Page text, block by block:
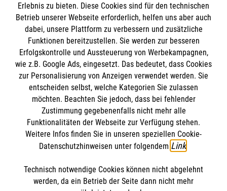
FINDE DEIN ENGAGEMENT
SPENDE AN DIE MALTESER
Ehrenamt #Tod & Trauern
Bewerte diesen Artikel
Themenübersicht Über diesen Hub
Erlebnis zu bieten. Diese Cookies sind für den technischen
Betrieb unserer Webseite erforderlich, helfen uns aber auch
dabei, unsere Plattform zu verbessern und zusätzliche
Funktionen bereitzustellen. Sie werden zur besseren
Erfolgskontrolle und Aussteuerung von Werbekampagnen,
wie z.B. Google Ads, eingesetzt. Das bedeutet, dass Cookies
zur Personalisierung von Anzeigen verwendet werden. Sie
entscheiden selbst, welche Kategorien Sie zulassen
möchten. Beachten Sie jedoch, dass bei fehlender
Zustimmung gegebenenfalls nicht mehr alle
Funktionalitäten der Webseite zur Verfügung stehen.
Weitere Infos finden Sie in unseren speziellen Cookie-
Datenschutzhinweisen unter folgendem Link
Technisch notwendige Cookies können nicht abgelehnt
werden, da ein Betrieb der Seite dann nicht mehr